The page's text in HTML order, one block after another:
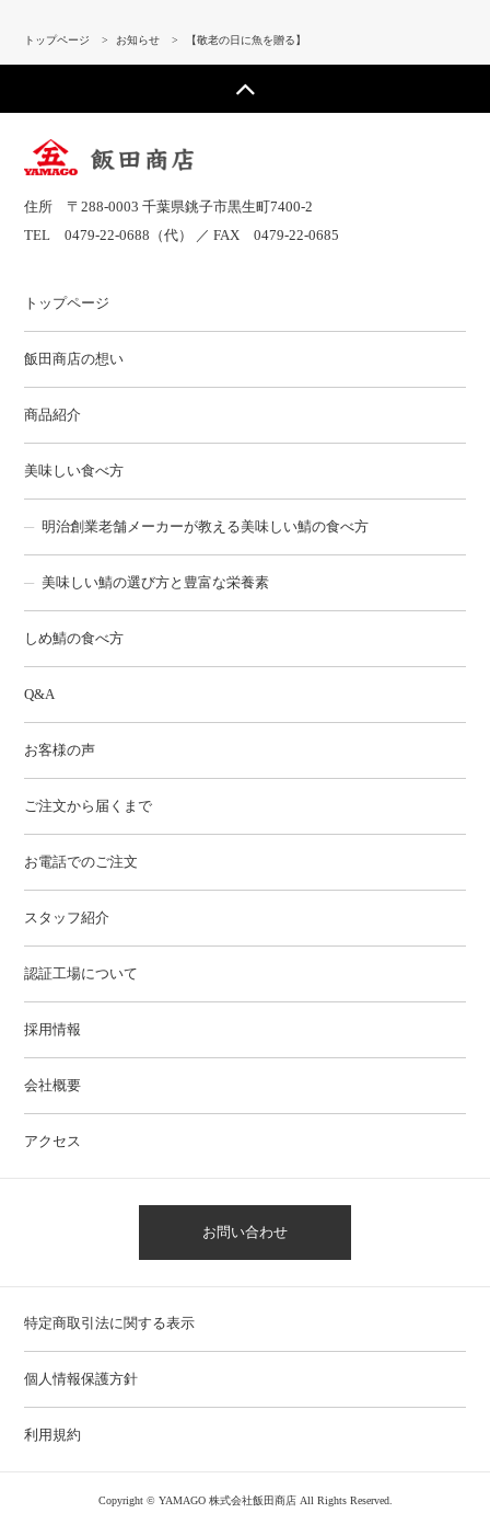
トップページ > お知らせ > 【敬老の日に魚を贈る】
住所 〒288-0003 千葉県銚子市黒生町7400-2
TEL0479-22-0688 （代） ／ FAX 0479-22-0685
トップページ
飯田商店の想い
商品紹介
美味しい食べ方
明治創業老舗メーカーが教える美味しい鯖の食べ方
美味しい鯖の選び方と豊富な栄養素
しめ鯖の食べ方
Q&A
お客様の声
ご注文から届くまで
お電話でのご注文
スタッフ紹介
認証工場について
採用情報
会社概要
アクセス
お問い合わせ
特定商取引法に関する表示
個人情報保護方針
利用規約
Copyright © YAMAGO 株式会社飯田商店 All Rights Reserved.